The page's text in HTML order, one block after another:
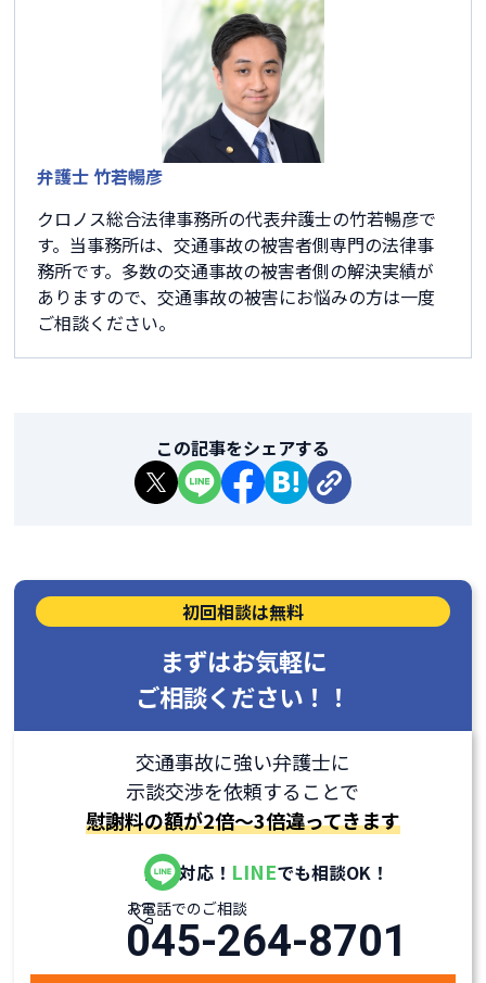
弁護士 竹若暢彦
クロノス総合法律事務所の代表弁護士の竹若暢彦で
す。当事務所は、交通事故の被害者側専門の法律事
務所です。多数の交通事故の被害者側の解決実績が
ありますので、交通事故の被害にお悩みの方は一度
ご相談ください。
この記事をシェアする
初回相談は無料
まずはお気軽に
ご相談ください！！
交通事故に強い弁護士に
示談交渉を依頼することで
慰謝料の額が2倍～3倍違ってきます
全国対応！ LINEでも相談OK！
お電話でのご相談
045-264-8701